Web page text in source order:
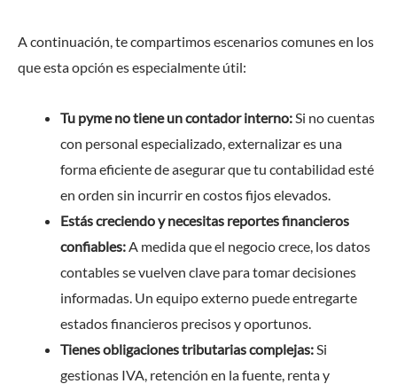
A continuación, te compartimos escenarios comunes en los
que esta opción es especialmente útil:
Tu pyme no tiene un contador interno:Si no cuentas
con personal especializado, externalizar es una
forma eficiente de asegurar que tu contabilidad esté
en orden sin incurrir en costos fijos elevados.
Estás creciendo y necesitas reportes financieros
confiables:A medida que el negocio crece, los datos
contables se vuelven clave para tomar decisiones
informadas. Un equipo externo puede entregarte
estados financieros precisos y oportunos.
Tienes obligaciones tributarias complejas:Si
gestionas IVA, retención en la fuente, renta y